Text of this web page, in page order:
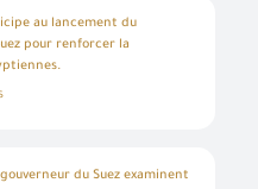
au lancement du
pour renforcer la
du Suez examinent